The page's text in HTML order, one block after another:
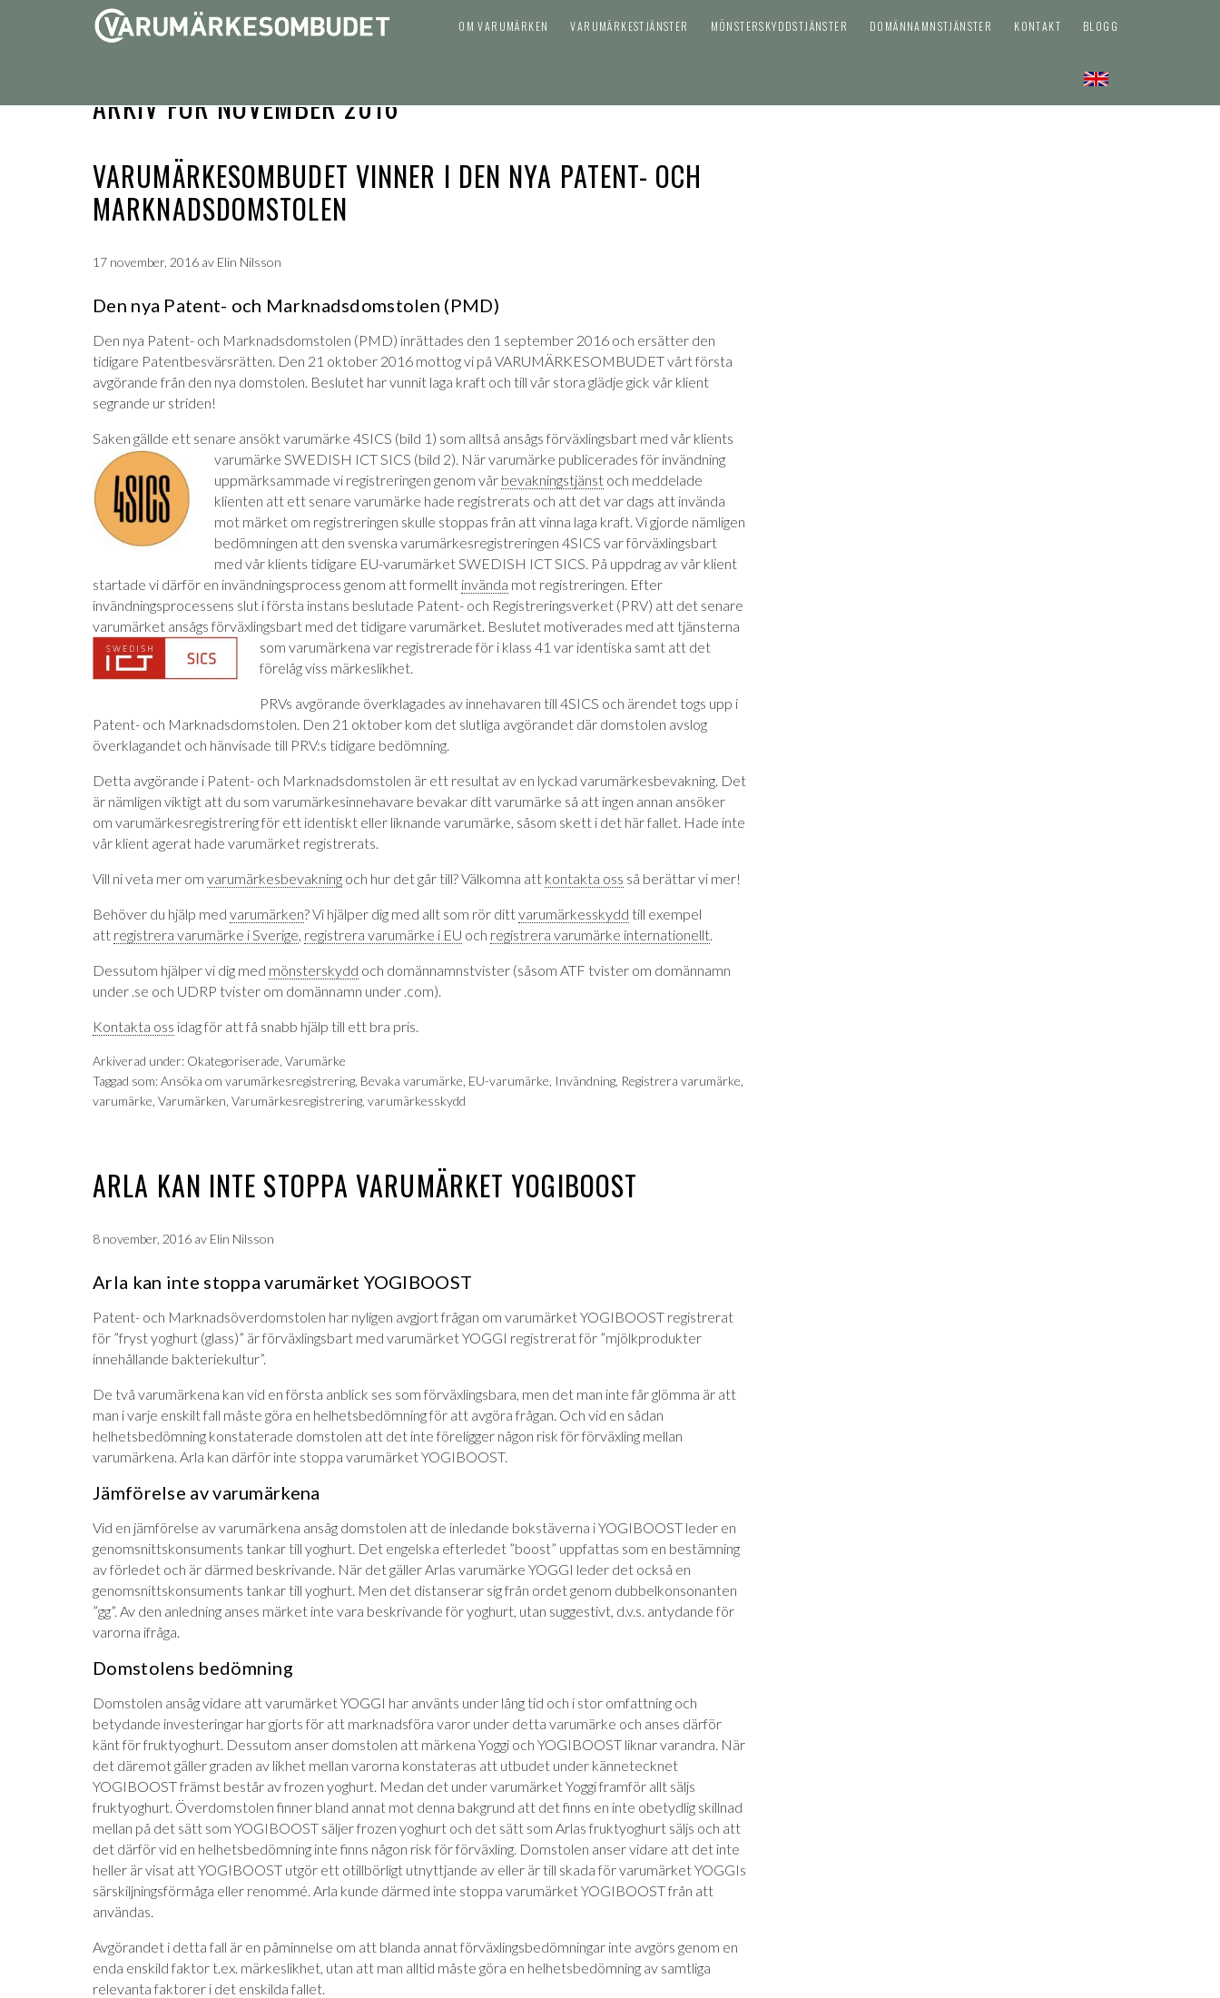
OM VARUMÄRKEN VARUMÄRKESTJÄNSTER MÖNSTERSKYDDSTJÄNSTER DOMÄNNAMNSTJÄNSTER KONTAKT BLOGG
ARKIV FÖR NOVEMBER 2016
VARUMÄRKESOMBUDET VINNER I DEN NYA PATENT- OCH
MARKNADSDOMSTOLEN
17 november, 2016 av Elin Nilsson
Den nya Patent- och Marknadsdomstolen (PMD)
Den nya Patent- och Marknadsdomstolen (PMD) inrättades den 1 september 2016 och ersätter den
tidigare Patentbesvärsrätten. Den 21 oktober 2016 mottog vi på VARUMÄRKESOMBUDET vårt första
avgörande från den nya domstolen. Beslutet har vunnit laga kraft och till vår stora glädje gick vår klient
segrande ur striden!
Saken gällde ett senare ansökt varumärke 4SICS (bild 1) som alltså ansågs förväxlingsbart med vår klients
varumärke SWEDISH ICT SICS (bild 2). När varumärke publicerades för invändning
uppmärksammade vi registreringen genom vår bevakningstjänst och meddelade
klienten att ett senare varumärke hade registrerats och att det var dags att invända
mot märket om registreringen skulle stoppas från att vinna laga kraft. Vi gjorde nämligen
bedömningen att den svenska varumärkesregistreringen 4SICS var förväxlingsbart
med vår klients tidigare EU-varumärket SWEDISH ICT SICS. På uppdrag av vår klient
startade vi därför en invändningsprocess genom att formellt invända mot registreringen. Efter
invändningsprocessens slut i första instans beslutade Patent- och Registreringsverket (PRV) att det senare
varumärket ansågs förväxlingsbart med det tidigare varumärket. Beslutet motiverades med att tjänsterna
som varumärkena var registrerade för i klass 41 var identiska samt att det
förelåg viss märkeslikhet.
PRVs avgörande överklagades av innehavaren till 4SICS och ärendet togs upp i
Patent- och Marknadsdomstolen. Den 21 oktober kom det slutliga avgörandet där domstolen avslog
överklagandet och hänvisade till PRV:s tidigare bedömning.
Detta avgörande i Patent- och Marknadsdomstolen är ett resultat av en lyckad varumärkesbevakning. Det
är nämligen viktigt att du som varumärkesinnehavare bevakar ditt varumärke så att ingen annan ansöker
om varumärkesregistrering för ett identiskt eller liknande varumärke, såsom skett i det här fallet. Hade inte
vår klient agerat hade varumärket registrerats.
Vill ni veta mer om varumärkesbevakning och hur det går till? Välkomna att kontakta oss så berättar vi mer!
Behöver du hjälp med varumärken? Vi hjälper dig med allt som rör dittvarumärkesskydd till exempel
att registrera varumärke i Sverige, registrera varumärke i EU och registrera varumärke internationellt.
Dessutom hjälper vi dig med mönsterskydd och domännamnstvister (såsom ATF tvister om domännamn
under .se och UDRP tvister om domännamn under .com).
Kontakta oss idag för att få snabb hjälp till ett bra pris.
Arkiverad under: Okategoriserade Varumärke
Taggad som:Ansöka om varumärkesregistrering Bevaka varumärke EU-varumärke Invändning Registrera varumärke
varumärke Varumärken Varumärkesregistrering varumärkesskydd
ARLA KAN INTE STOPPA VARUMÄRKET YOGIBOOST
8 november, 2016 av Elin Nilsson
Arla kan inte stoppa varumärket YOGIBOOST
Patent- och Marknadsöverdomstolen har nyligen avgjort frågan om varumärket YOGIBOOST registrerat
för ”fryst yoghurt (glass)” är förväxlingsbart med varumärket YOGGI registrerat för ”mjölkprodukter
innehållande bakteriekultur”.
De två varumärkena kan vid en första anblick ses som förväxlingsbara, men det man inte får glömma är att
man i varje enskilt fall måste göra en helhetsbedömning för att avgöra frågan. Och vid en sådan
helhetsbedömning konstaterade domstolen att det inte föreligger någon risk för förväxling mellan
varumärkena. Arla kan därför inte stoppa varumärket YOGIBOOST.
Jämförelse av varumärkena
Vid en jämförelse av varumärkena ansåg domstolen att de inledande bokstäverna i YOGIBOOST leder en
genomsnittskonsuments tankar till yoghurt. Det engelska efterledet ”boost” uppfattas som en bestämning
av förledet och är därmed beskrivande. När det gäller Arlas varumärke YOGGI leder det också en
genomsnittskonsuments tankar till yoghurt. Men det distanserar sig från ordet genom dubbelkonsonanten
”gg”. Av den anledning anses märket inte vara beskrivande för yoghurt, utan suggestivt, d.v.s. antydande för
varorna ifråga.
Domstolens bedömning
Domstolen ansåg vidare att varumärket YOGGI har använts under lång tid och i stor omfattning och
betydande investeringar har gjorts för att marknadsföra varor under detta varumärke och anses därför
känt för fruktyoghurt. Dessutom anser domstolen att märkena Yoggi och YOGIBOOST liknar varandra. När
det däremot gäller graden av likhet mellan varorna konstateras att utbudet under kännetecknet
YOGIBOOST främst består av frozen yoghurt. Medan det under varumärket Yoggi framför allt säljs
fruktyoghurt. Överdomstolen finner bland annat mot denna bakgrund att det finns en inte obetydlig skillnad
mellan på det sätt som YOGIBOOST säljer frozen yoghurt och det sätt som Arlas fruktyoghurt säljs och att
det därför vid en helhetsbedömning inte finns någon risk för förväxling. Domstolen anser vidare att det inte
heller är visat att YOGIBOOST utgör ett otillbörligt utnyttjande av eller är till skada för varumärket YOGGIs
särskiljningsförmåga eller renommé. Arla kunde därmed inte stoppa varumärket YOGIBOOST från att
användas.
Avgörandet i detta fall är en påminnelse om att blanda annat förväxlingsbedömningar inte avgörs genom en
enda enskild faktor t.ex. märkeslikhet, utan att man alltid måste göra en helhetsbedömning av samtliga
relevanta faktorer i det enskilda fallet.